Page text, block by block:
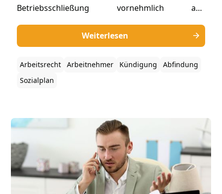
Betriebsschließung vornehmlich aus
geht es nun um die wichtigsten Punkte bei
Betriebsstillegungen aus Arbeitnehmersicht,
insbesondere zum Thema Kündigungsschutz und
Abfindung.
Weiterlesen
Arbeitsrecht Arbeitnehmer Kündigung
Abfindung
Sozialplan